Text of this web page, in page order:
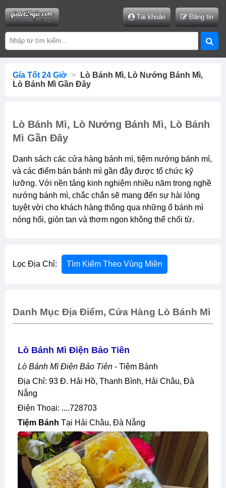
Tài khoản Đăng tin
Gía Tốt 24 Giờ >
Lò Bánh Mì, Lò Nướng Bánh Mì,
Lò Bánh Mì Gần Đây
Lò Bánh Mì, Lò Nướng Bánh Mì, Lò Bánh
Mì Gần Đây
Danh sách các cửa hàng bánh mì, tiệm nướng bánh mì,
và các điểm bán bánh mì gần đây được tổ chức kỹ
lưỡng. Với nền tảng kinh nghiệm nhiều năm trong nghề
nướng bánh mì, chắc chắn sẽ mang đến sự hài lòng
tuyệt vời cho khách hàng thông qua những ổ bánh mì
nóng hổi, giòn tan và thơm ngon không thể chối từ.
Lọc Địa Chỉ: Tìm Kiếm Theo Vùng Miền
Danh Mục Địa Điểm, Cửa Hàng Lò Bánh Mì
Lò Bánh Mì Điện Bảo Tiên
Lò Bánh Mì Điện Bảo Tiên - Tiệm Bánh
Địa Chỉ: 93 Đ. Hải Hồ, Thanh Bình, Hải Châu, Đà
Nẵng
Điện Thoại: ....728703
Tiệm Bánh Tại Hải Châu, Đà Nẵng